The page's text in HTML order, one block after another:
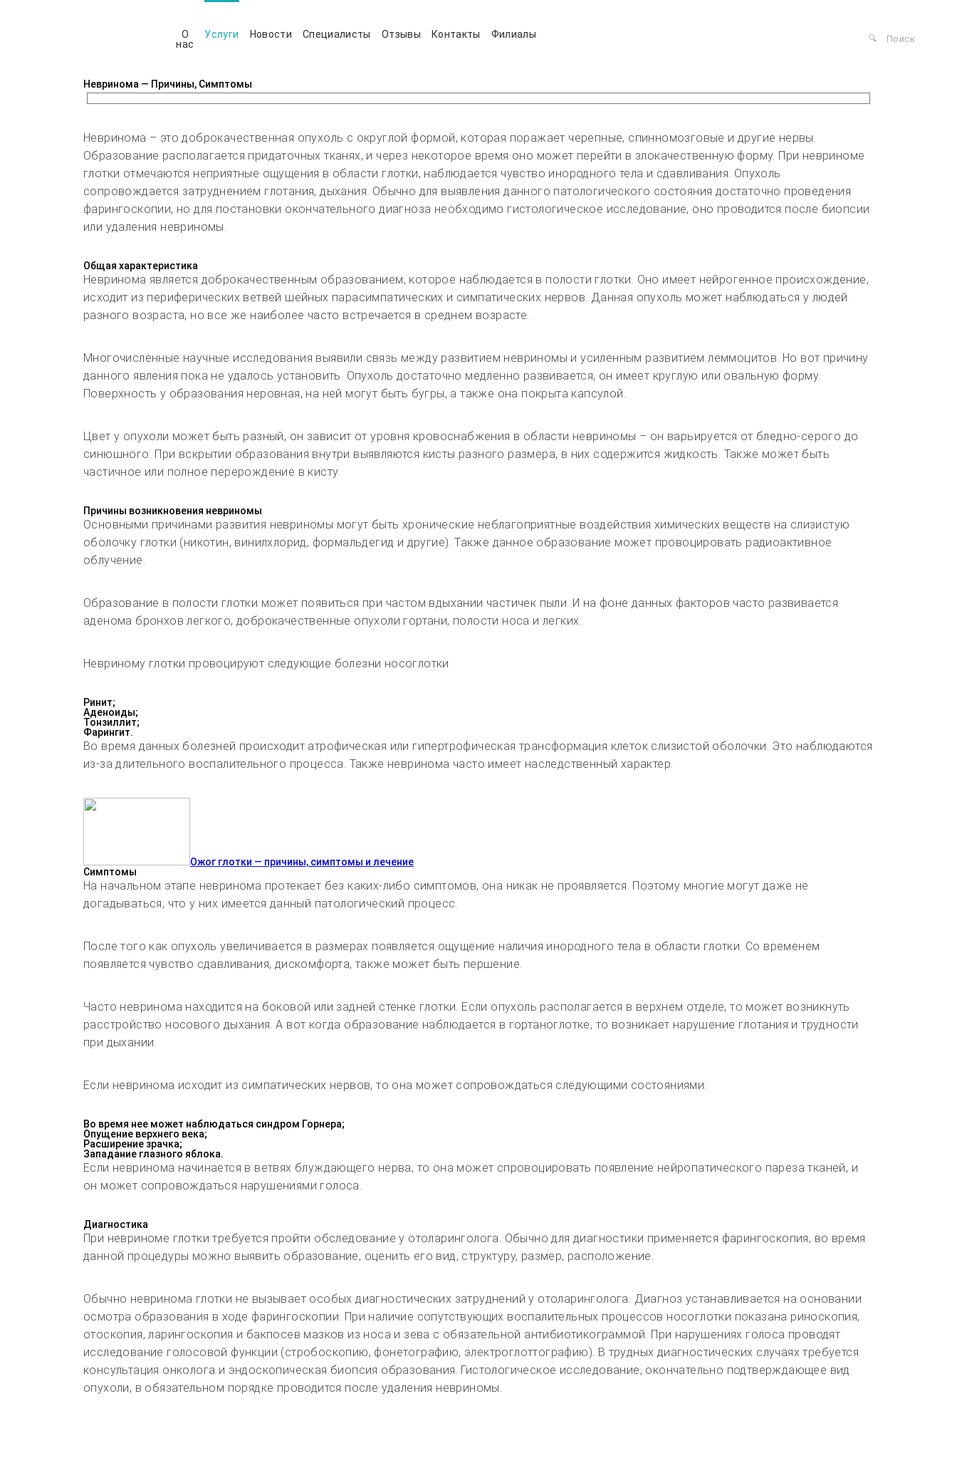
О
нас
Услуги Новости Специалисты Отзывы Контакты Филиалы
Невринома — Причины, Симптомы
Невринома – это доброкачественная опухоль с округлой формой, которая поражает черепные, спинномозговые и другие нервы.
Образование располагается придаточных тканях, и через некоторое время оно может перейти в злокачественную форму. При невриноме
глотки отмечаются неприятные ощущения в области глотки, наблюдается чувство инородного тела и сдавливания. Опухоль
сопровождается затруднением глотания, дыхания. Обычно для выявления данного патологического состояния достаточно проведения
фарингоскопии, но для постановки окончательного диагноза необходимо гистологическое исследование, оно проводится после биопсии
или удаления невриномы.
Общая характеристика
Невринома является доброкачественным образованием, которое наблюдается в полости глотки. Оно имеет нейрогенное происхождение,
исходит из периферических ветвей шейных парасимпатических и симпатических нервов. Данная опухоль может наблюдаться у людей
разного возраста, но все же наиболее часто встречается в среднем возрасте.
Многочисленные научные исследования выявили связь между развитием невриномы и усиленным развитием леммоцитов. Но вот причину
данного явления пока не удалось установить. Опухоль достаточно медленно развивается, он имеет круглую или овальную форму.
Поверхность у образования неровная, на ней могут быть бугры, а также она покрыта капсулой.
Цвет у опухоли может быть разный, он зависит от уровня кровоснабжения в области невриномы – он варьируется от бледно-серого до
синюшного. При вскрытии образования внутри выявляются кисты разного размера, в них содержится жидкость. Также может быть
частичное или полное перерождение в кисту.
Причины возникновения невриномы
Основными причинами развития невриномы могут быть хронические неблагоприятные воздействия химических веществ на слизистую
оболочку глотки (никотин, винилхлорид, формальдегид и другие). Также данное образование может провоцировать радиоактивное
облучение.
Образование в полости глотки может появиться при частом вдыхании частичек пыли. И на фоне данных факторов часто развивается
аденома бронхов легкого, доброкачественные опухоли гортани, полости носа и легких.
Невриному глотки провоцируют следующие болезни носоглотки:
Ринит;
Аденоиды;
Тонзиллит;
Фарингит.
Во время данных болезней происходит атрофическая или гипертрофическая трансформация клеток слизистой оболочки. Это наблюдаются
из-за длительного воспалительного процесса. Также невринома часто имеет наследственный характер.
Ожог глотки — причины, симптомы и лечение
Симптомы
На начальном этапе невринома протекает без каких-либо симптомов, она никак не проявляется. Поэтому многие могут даже не
догадываться, что у них имеется данный патологический процесс.
После того как опухоль увеличивается в размерах появляется ощущение наличия инородного тела в области глотки. Со временем
появляется чувство сдавливания, дискомфорта, также может быть першение.
Часто невринома находится на боковой или задней стенке глотки. Если опухоль располагается в верхнем отделе, то может возникнуть
расстройство носового дыхания. А вот когда образование наблюдается в гортаноглотке, то возникает нарушение глотания и трудности
при дыхании.
Если невринома исходит из симпатических нервов, то она может сопровождаться следующими состояниями:
Во время нее может наблюдаться синдром Горнера;
Опущение верхнего века;
Расширение зрачка;
Западание глазного яблока.
Если невринома начинается в ветвях блуждающего нерва, то она может спровоцировать появление нейропатического пареза тканей, и
он может сопровождаться нарушениями голоса.
Диагностика
При невриноме глотки требуется пройти обследование у отоларинголога. Обычно для диагностики применяется фарингоскопия, во время
данной процедуры можно выявить образование, оценить его вид, структуру, размер, расположение.
Обычно невринома глотки не вызывает особых диагностических затруднений у отоларинголога. Диагноз устанавливается на основании
осмотра образования в ходе фарингоскопии. При наличие сопутствующих воспалительных процессов носоглотки показана риноскопия,
отоскопия, ларингоскопия и бакпосев мазков из носа и зева с обязательной антибиотикограммой. При нарушениях голоса проводят
исследование голосовой функции (стробоскопию, фонетографию, электроглоттографию). В трудных диагностических случаях требуется
консультация онколога и эндоскопическая биопсия образования. Гистологическое исследование, окончательно подтверждающее вид
опухоли, в обязательном порядке проводится после удаления невриномы.